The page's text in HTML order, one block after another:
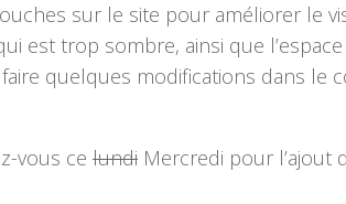
sur le site pour améliorer le
est trop sombre, ainsi que
quelques modifications dans le
vous ce lundi Mercredi pour